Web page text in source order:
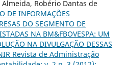
Robério Dantas de
DE INFORMAÇÕES
DO SEGMENTO DE
NA BM&FBOVESPA: UM
NA DIVULGAÇÃO DESSAS
Revista de Administração